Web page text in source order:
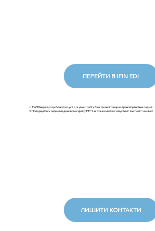
✅ iFinEDI наразі розробляє продукт документообігу Електронної товарно-транспортної накладної.
💡Приєднуйтесь першими до нового сервісу ЕТТН: як тільки ми його запустимо та сповістимо вас!
ПЕРЕЙТИ В IFIN EDI
ЛИШИТИ КОНТАКТИ